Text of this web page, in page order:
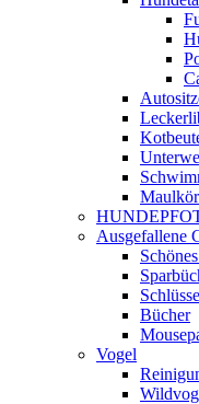
Ausgefallene
Bücher
Vogel